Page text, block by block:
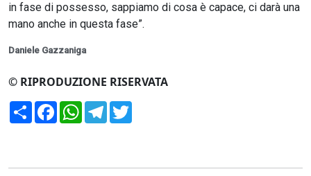
in fase di possesso, sappiamo di cosa è capace, ci darà una
mano anche in questa fase”.
Daniele Gazzaniga
© RIPRODUZIONE RISERVATA
CondividiFacebookWhatsApp
Telegram